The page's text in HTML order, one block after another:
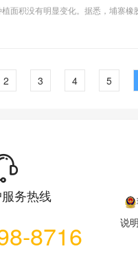
面积没有明显变化。据悉，埔寨
2 3 4 5
务热线
8716 说